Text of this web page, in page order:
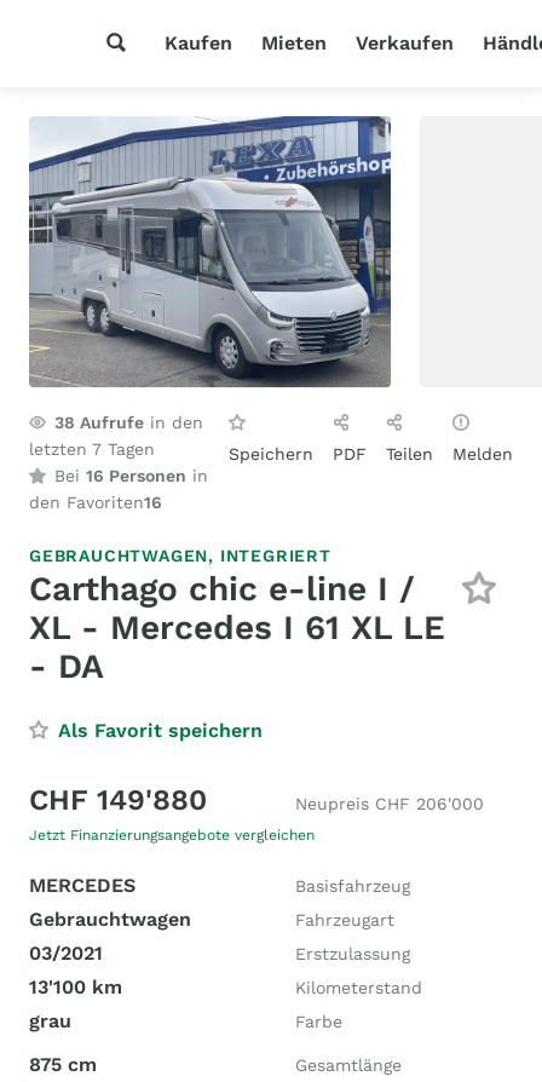
Kaufen Mieten Verkaufen
38 Aufrufe in den
letzten 7 Tagen
Bei 16 Personen in
den Favoriten16
Speichern PDF Teilen Melden
GEBRAUCHTWAGEN, INTEGRIERT
Carthago chic e-line I /
XL - Mercedes I 61 XL LE
- DA
Als Favorit speichern
CHF 149'880 Neupreis CHF 206'000
Jetzt Finanzierungsangebote vergleichen
MERCEDES Basisfahrzeug
Gebrauchtwagen Fahrzeugart
03/2021 Erstzulassung
13'100 km Kilometerstand
grau Farbe
875 cm Gesamtlänge